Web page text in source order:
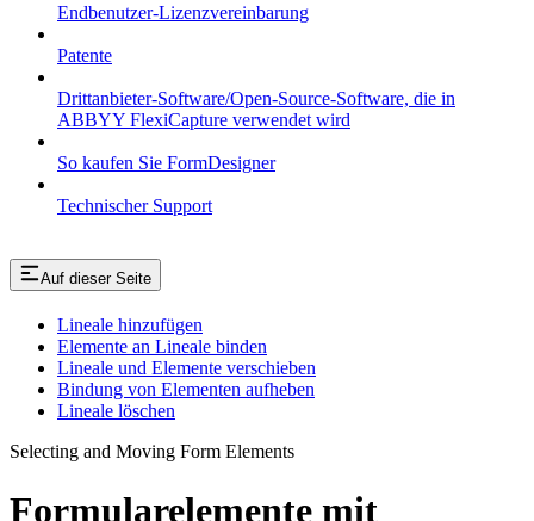
Endbenutzer-Lizenzvereinbarung
Patente
Drittanbieter-Software/Open-Source-Software, die in
ABBYY FlexiCapture verwendet wird
So kaufen Sie FormDesigner
Technischer Support
Auf dieser Seite
Lineale hinzufügen
Elemente an Lineale binden
Lineale und Elemente verschieben
Bindung von Elementen aufheben
Lineale löschen
Selecting and Moving Form Elements
Formularelemente mit